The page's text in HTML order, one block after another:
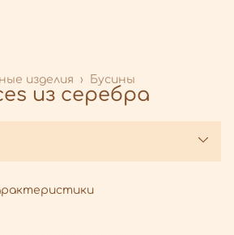
Бусины
изделия ›
из серебра